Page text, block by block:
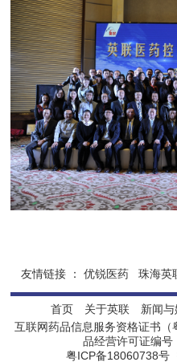
友情链接 ：优锐医药 珠海英
首页 关于英联 新闻
互联网药品信息服务资格证书
品经营许可证编
粤ICP备18060738号